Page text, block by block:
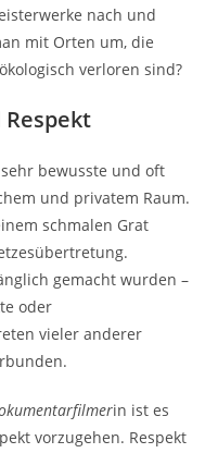
nach und
mit Orten um, die
verloren sind?
bewusste und oft
und privatem Raum.
schmalen Grat
gemacht wurden –
oder
vieler anderer
in ist es
vorzugehen. Respekt